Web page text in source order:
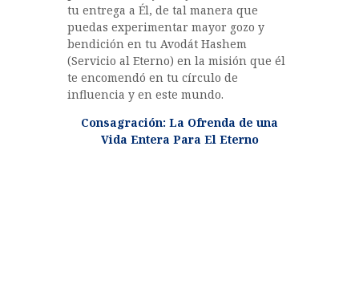
tu entrega a Él, de tal manera que
puedas experimentar mayor gozo y
bendición en tu Avodát Hashem
(Servicio al Eterno) en la misión que él
te encomendó en tu círculo de
influencia y en este mundo.
Consagración: La Ofrenda de una
Vida Entera Para El Eterno